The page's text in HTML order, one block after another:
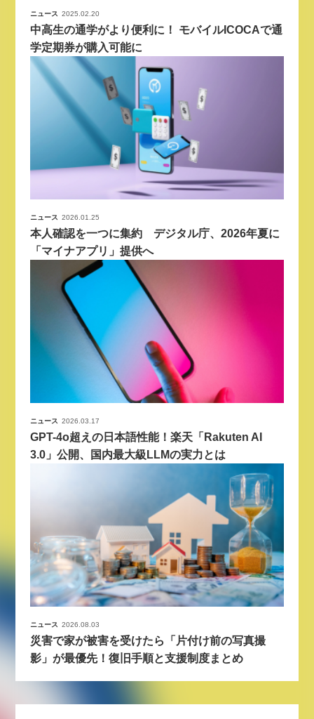
ニュース 2025.02.20
中高生の通学がより便利に！ モバイルICOCAで通
学定期券が購入可能に
ニュース 2026.01.25
本人確認を一つに集約 デジタル庁、2026年夏に
「マイナアプリ」提供へ
ニュース 2026.03.17
GPT-4o超えの日本語性能！楽天「Rakuten AI
3.0」公開、国内最大級LLMの実力とは
ニュース 2026.08.03
災害で家が被害を受けたら「片付け前の写真撮
影」が最優先！復旧手順と支援制度まとめ